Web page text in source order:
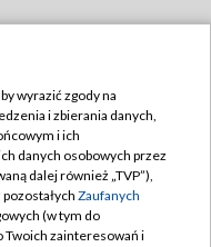
wyrazić zgody na
i zbierania danych,
i ich
danych osobowych przez
dalej również „TVP”),
pozostałych Zaufanych
(w tym do
Twoich zainteresowań i